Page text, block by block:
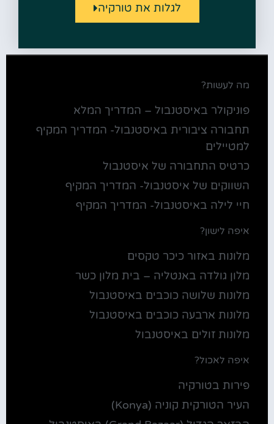
לגלות את טורקיה
מה לעשות?
פוניקולר באיסטנבול – המדריך המלא
תחבורה ציבורית באיסטנבול- המדריך המקיף
למטיילים
כרטיס התחבורה של איסטנבול
השווקים של איסטנבול- המדריך המקיף
חיי לילה באיסטנבול- המדריך המקיף
איפה לישון?
מלונות באזור כיכר טקסים
מלון גולדה באנטליה – בית מלון כשר
מלונות שלושה כוכבים באיסטנבול
מלונות ארבעה כוכבים באיסטנבול
מלונות זולים באיסטנבול
איפה לאכול?
פירות בטורקיה
העיר הטורקית קוניה (Konya)